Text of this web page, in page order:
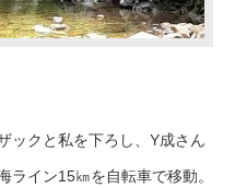
ックと私を下ろし、Y成さん
ライン15㎞を自転車で移動。